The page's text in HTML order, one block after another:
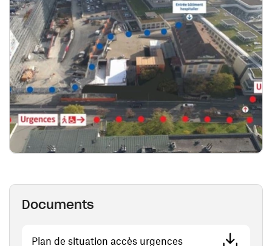
Documents
Plan de situation accès urgences(ouvre une